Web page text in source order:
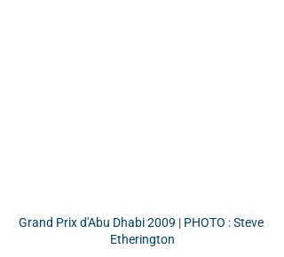
Grand Prix d'Abu Dhabi 2009 | PHOTO : Steve
Etherington